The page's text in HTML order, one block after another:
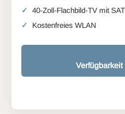
40-Zoll-Flachbild-TV mit
Kostenfreies WLAN
Verfügbarkeit